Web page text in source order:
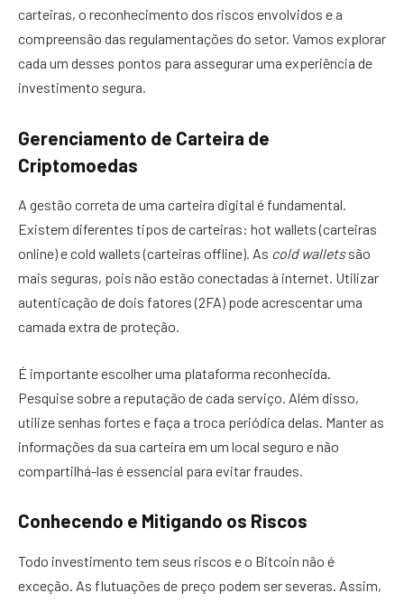
carteiras, o reconhecimento dos riscos envolvidos e a
compreensão das regulamentações do setor. Vamos explorar
cada um desses pontos para assegurar uma experiência de
investimento segura.
Gerenciamento de Carteira de
Criptomoedas
A gestão correta de uma carteira digital é fundamental.
Existem diferentes tipos de carteiras: hot wallets (carteiras
online) e cold wallets (carteiras offline). As cold walletssão
mais seguras, pois não estão conectadas à internet. Utilizar
autenticação de dois fatores (2FA) pode acrescentar uma
camada extra de proteção.
É importante escolher uma plataforma reconhecida.
Pesquise sobre a reputação de cada serviço. Além disso,
utilize senhas fortes e faça a troca periódica delas. Manter as
informações da sua carteira em um local seguro e não
compartilhá-las é essencial para evitar fraudes.
Conhecendo e Mitigando os Riscos
Todo investimento tem seus riscos e o Bitcoin não é
exceção. As flutuações de preço podem ser severas. Assim,